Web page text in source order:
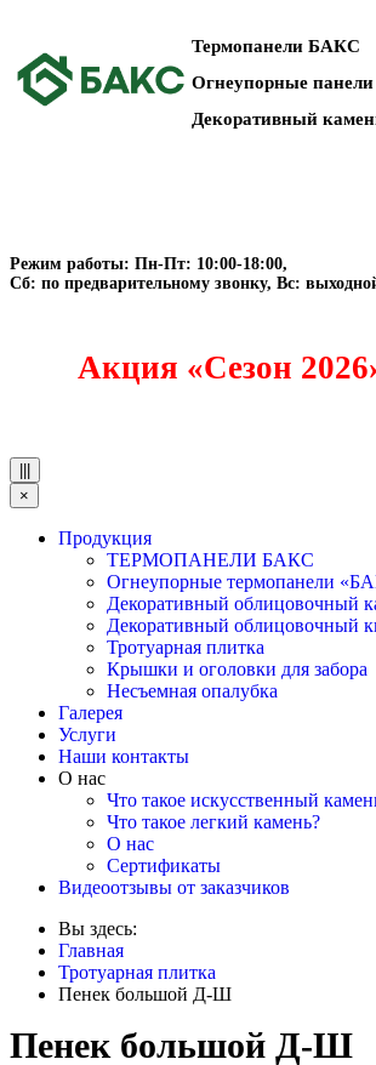
Термопанели БАКС
Огнеупорные
Декоративный
Режим работы: Пн-Пт: 10:00-18:00,
Сб: по предварительному звонку, Вс:
Акция «Сезон
×
Продукция
ТЕРМОПАНЕЛИ БАКС
Огнеупорные термопанели
Декоративный облицовочный
Декоративный облицовочный
Тротуарная плитка
Крышки и оголовки для забора
Несъемная опалубка
Галерея
Услуги
Наши контакты
О нас
Что такое искусственный
Что такое легкий камень?
О нас
Сертификаты
Видеоотзывы от заказчиков
Вы здесь:
Главная
Тротуарная плитка
Пенек большой Д-Ш
Пенек большой Д-Ш